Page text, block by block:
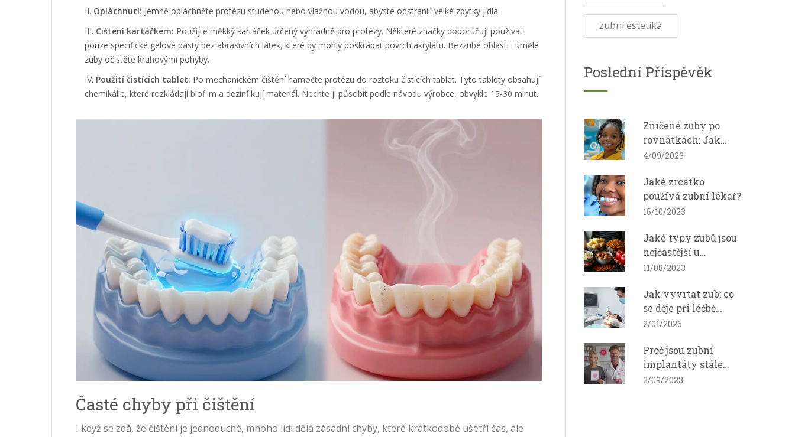
Opláchnutí: Jemně opláchněte protézu studenou nebo vlažnou vodou, abyste odstranili velké zbytky jídla.
Cištení kartáčkem: Použijte měkký kartáček určený výhradně pro protézy. Některé značky doporučují používat
pouze specifické gelové pasty bez abrasivních látek, které by mohly poškrábat povrch akrylátu. Bezzubé oblasti i umělé
zuby očistěte kruhovými pohyby.
Použití čistících tablet: Po mechanickém čištění namočte protézu do roztoku čistících tablet. Tyto tablety obsahují
chemikálie, které rozkládají biofilm a dezinfikují materiál. Nechte ji působit podle návodu výrobce, obvykle 15-30 minut.
Časté chyby při čištění
I když se zdá, že čištění je jednoduché, mnoho lidí dělá zásadní chyby, které krátkodobě ušetří čas, ale
zubní estetika
Poslední Příspěvěk
Zničené zuby po
rovnátkách: Jak
obnovit zdravý
4/09/2023
Jaké zrcátko
používá zubní lékař?
16/10/2023
Jaké typy zubů jsou
nejčastější u
diabetiků?
11/08/2023
Jak vyvrtat zub: co
se děje při léčbě
mezizubního kazu a
2/01/2026
Proč jsou zubní
implantáty stále
populárnější?
3/09/2023